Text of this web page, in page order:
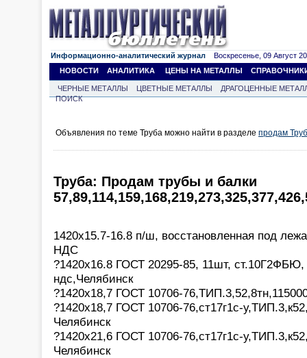
Информационно-аналитический журнал Воскресенье, 09 Август
НОВОСТИ
АНАЛИТИКА ЦЕНЫ НА МЕТАЛЛЫ
ЧЕРНЫЕ МЕТАЛЛЫ ЦВЕТНЫЕ МЕТАЛЛЫ
ДРАГОЦЕННЫЕ
ПОИСК
Объявления по теме Труба можно найти в разделе продам
Труба: Продам трубы и балки
1420х15.7-16.8 п/ш, восстановленная под
НДС
?1420х16.8 ГОСТ 20295-85, 11шт, ст.10Г2ФБЮ,
ндс,Челябинск
?1420х18,7 ГОСТ 10706-
?1420х18,7 ГОСТ 10706-76,ст17г1с-
Челябинск
?1420х21,6 ГОСТ 10706-76,ст17г1с-
Челябинск